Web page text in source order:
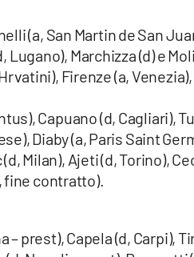
(a, San Martin de San
Marchizza (d) e
Firenze (a,
Capuano (d, Cagliari),
Diaby (a, Paris Saint
Milan), Ajeti (d, Torino),
fine contratto).
– prest), Capela (d, Carpi),